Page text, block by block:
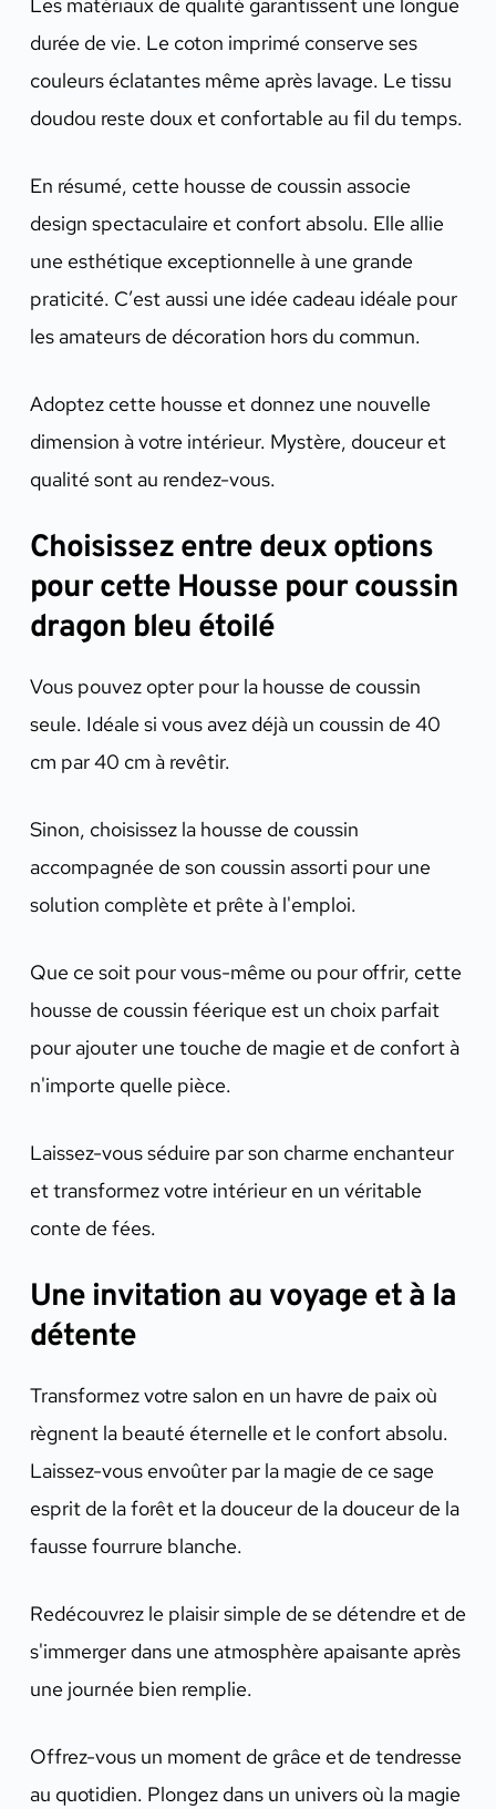
durée de vie. Le coton imprimé conserve ses
couleurs éclatantes même après lavage. Le tissu
doudou reste doux et confortable au fil du temps.
En résumé, cette housse de coussin associe
design spectaculaire et confort absolu. Elle allie
une esthétique exceptionnelle à une grande
praticité. C’est aussi une idée cadeau idéale pour
les amateurs de décoration hors du commun.
Adoptez cette housse et donnez une nouvelle
dimension à votre intérieur. Mystère, douceur et
qualité sont au rendez-vous.
Choisissez entre deux options
pour cette Housse pour coussin
dragon bleu étoilé
Vous pouvez opter pour la housse de coussin
seule. Idéale si vous avez déjà un coussin de 40
cm par 40 cm à revêtir.
Sinon, choisissez la housse de coussin
accompagnée de son coussin assorti pour une
solution complète et prête à l'emploi.
Que ce soit pour vous-même ou pour offrir, cette
housse de coussin féerique est un choix parfait
pour ajouter une touche de magie et de confort à
n'importe quelle pièce.
Laissez-vous séduire par son charme enchanteur
et transformez votre intérieur en un véritable
conte de fées.
Une invitation au voyage et à la
détente
Transformez votre salon en un havre de paix où
règnent la beauté éternelle et le confort absolu.
Laissez-vous envoûter par la magie de ce sage
esprit de la forêt et la douceur de la douceur de la
fausse fourrure blanche.
Redécouvrez le plaisir simple de se détendre et de
s'immerger dans une atmosphère apaisante après
une journée bien remplie.
Offrez-vous un moment de grâce et de tendresse
au quotidien. Plongez dans un univers où la magie